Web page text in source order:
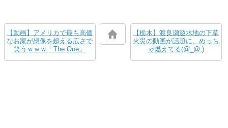
【動画】アメリカで最も高価
なお家が想像を超える広さで
笑うｗｗｗ「The One」
【栃木】渡良瀬遊水地の下草
火災の動画が話題に。めっち
ゃ燃えてる(@_@;)